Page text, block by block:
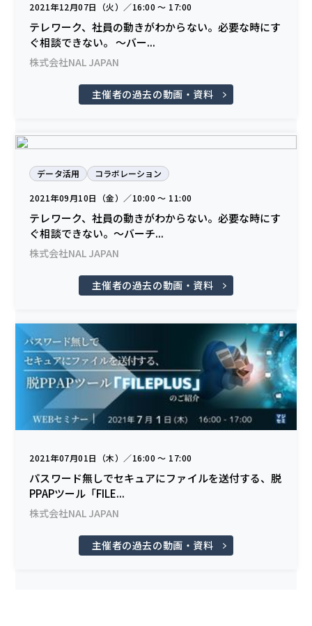
2021年12月07日（火）／16:00 〜 17:00
テレワーク、社員の動きがわからない。必要な時にす
ぐ相談できない。 ～バー...
株式会社NAL JAPAN
主催者の過去の動画・資料
データ活用 コラボレーション
2021年09月10日（金）／10:00 〜 11:00
テレワーク、社員の動きがわからない。必要な時にす
ぐ相談できない。～バーチ...
株式会社NAL JAPAN
主催者の過去の動画・資料
2021年07月01日（木）／16:00 〜 17:00
パスワード無しでセキュアにファイルを送付する、脱
PPAPツール「FILE...
株式会社NAL JAPAN
主催者の過去の動画・資料